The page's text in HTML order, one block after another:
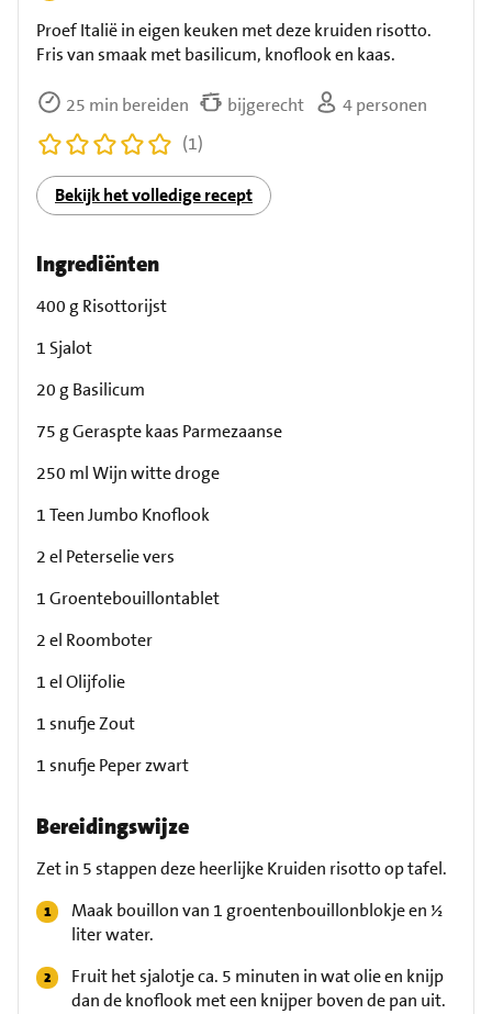
Proef Italië in eigen keuken met deze kruiden risotto.
Fris van smaak met basilicum, knoflook en kaas.
25 min bereiden bijgerecht
4 personen
(1)
Bekijk het volledige recept
Ingrediënten
400 g Risottorijst
1 Sjalot
20 g Basilicum
75 g Geraspte kaas Parmezaanse
250 ml Wijn witte droge
1 Teen Jumbo Knoflook
2 el Peterselie vers
1 Groentebouillontablet
2 el Roomboter
1 el Olijfolie
1 snufje Zout
1 snufje Peper zwart
Bereidingswijze
Zet in 5 stappen deze heerlijke Kruiden risotto op tafel.
Maak bouillon van 1 groentenbouillonblokje en ½
liter water.
Fruit het sjalotje ca. 5 minuten in wat olie en knijp
dan de knoflook met een knijper boven de pan uit.